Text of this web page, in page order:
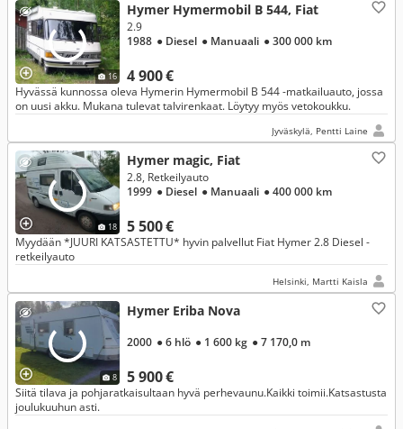
16
Hymer Hymermobil B 544, Fiat
4 900 €
2.9
1988 ● Diesel ● Manuaali ● 300 000 km
Hyvässä kunnossa oleva Hymerin Hymermobil B 544 -matkailuauto, jossa
on uusi akku. Mukana tulevat talvirenkaat. Löytyy myös vetokoukku.
Jyväskylä, Pentti Laine
18
Hymer magic, Fiat
5 500 €
2.8, Retkeilyauto
1999 ● Diesel ● Manuaali ● 400 000 km
Myydään *JUURI KATSASTETTU* hyvin palvellut Fiat Hymer 2.8 Diesel -
retkeilyauto
Helsinki, Martti Kaisla
8
Hymer Eriba Nova
5 900 €
2000 ● 6 hlö ● 1 600 kg ● 7 170,0 m
Siitä tilava ja pohjaratkaisultaan hyvä perhevaunu.Kaikki toimii.Katsastusta
joulukuuhun asti.